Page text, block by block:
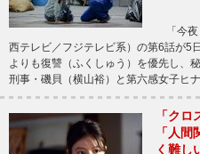
「今夜
西テレビ／フジテレビ系）の第6話が
よりも復讐（ふくしゅう）を優先し、
刑事・磯貝（横山裕）と第六感女子ヒ
「ク
「人
く難し